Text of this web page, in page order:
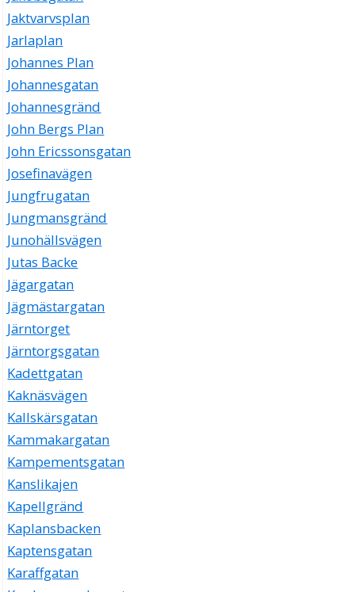
Jaktvarvsplan
Jarlaplan
Johannes Plan
Johannesgatan
Johannesgränd
John Bergs Plan
John Ericssonsgatan
Josefinavägen
Jungfrugatan
Jungmansgränd
Junohällsvägen
Jutas Backe
Jägargatan
Jägmästargatan
Järntorget
Järntorgsgatan
Kadettgatan
Kaknäsvägen
Kallskärsgatan
Kammakargatan
Kampementsgatan
Kanslikajen
Kapellgränd
Kaplansbacken
Kaptensgatan
Karaffgatan